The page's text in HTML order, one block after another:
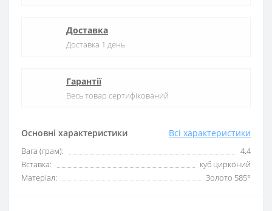
Основні характеристики Всі характеристики
Вага (грам):
4.4
Вставка:
куб цирконий
Матеріал:
Золото 585°
Доставка
Доставка 1 день
Гарантії
Весь товар сертифікований